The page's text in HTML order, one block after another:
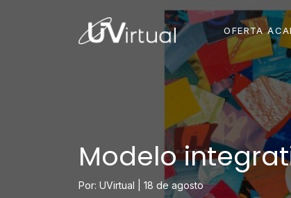
OFERTA
Modelo
Por: UVirtual | 18 de agosto